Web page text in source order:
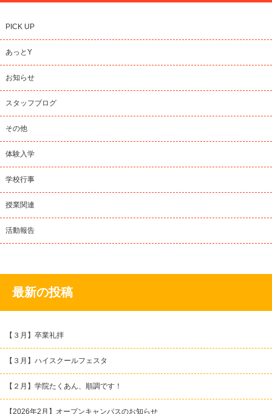
PICK UP
あっとY
お知らせ
スタッフブログ
その他
体験入学
学校行事
授業関連
活動報告
最新の投稿
【３月】卒業礼拝
【３月】ハイスクールフェスタ
【２月】学院たくあん、順調です！
【2026年2月】オープンキャンパスのお知らせ